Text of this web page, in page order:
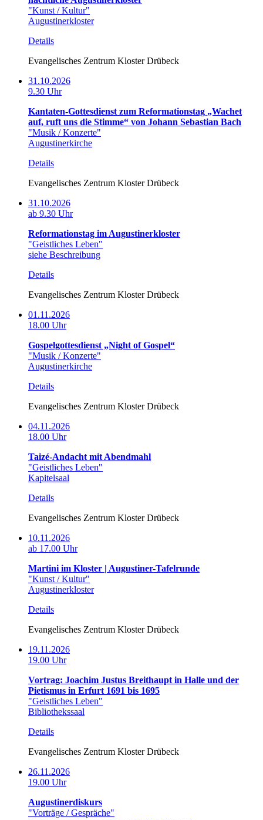
"Kunst / Kultur"
Augustinerkloster
Details
Evangelisches Zentrum Kloster Drübeck
31.10.2026
9.30 Uhr
Kantaten-Gottesdienst zum Reformationstag „Wachet
auf, ruft uns die Stimme“ von Johann Sebastian Bach
"Musik / Konzerte"
Augustinerkirche
Details
Evangelisches Zentrum Kloster Drübeck
31.10.2026
ab 9.30 Uhr
Reformationstag im Augustinerkloster
"Geistliches Leben"
siehe Beschreibung
Details
Evangelisches Zentrum Kloster Drübeck
01.11.2026
18.00 Uhr
Gospelgottesdienst „Night of Gospel“
"Musik / Konzerte"
Augustinerkirche
Details
Evangelisches Zentrum Kloster Drübeck
04.11.2026
18.00 Uhr
Taizé-Andacht mit Abendmahl
"Geistliches Leben"
Kapitelsaal
Details
Evangelisches Zentrum Kloster Drübeck
10.11.2026
ab 17.00 Uhr
Martini im Kloster | Augustiner-Tafelrunde
"Kunst / Kultur"
Augustinerkloster
Details
Evangelisches Zentrum Kloster Drübeck
19.11.2026
19.00 Uhr
Vortrag: Joachim Justus Breithaupt in Halle und der
Pietismus in Erfurt 1691 bis 1695
"Geistliches Leben"
Bibliothekssaal
Details
Evangelisches Zentrum Kloster Drübeck
26.11.2026
19.00 Uhr
Augustinerdiskurs
"Vorträge / Gespräche"